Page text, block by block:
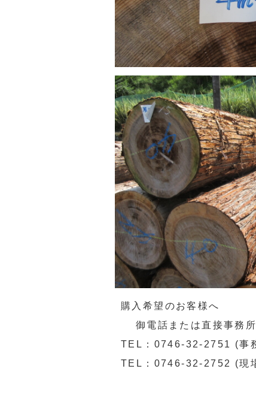
購入希望のお客様へ
御電話または直接事務所
TEL：0746-32-2751 (事
TEL：0746-32-2752 (現